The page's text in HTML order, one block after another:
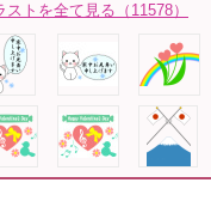
トを全て見る（11578）